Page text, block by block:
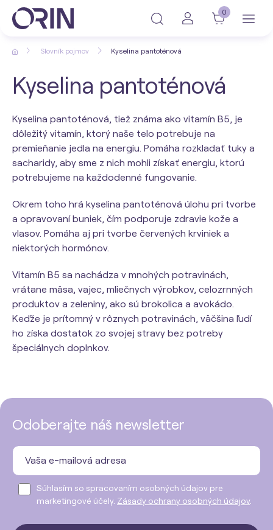
0
Slovník pojmov Kyselina pantoténová
Kyselina pantoténová
Kyselina pantoténová, tiež známa ako vitamín B5, je
dôležitý vitamín, ktorý naše telo potrebuje na
premieňanie jedla na energiu. Pomáha rozkladať tuky a
sacharidy, aby sme z nich mohli získať energiu, ktorú
potrebujeme na každodenné fungovanie.
Okrem toho hrá kyselina pantoténová úlohu pri tvorbe
a opravovaní buniek, čím podporuje zdravie kože a
vlasov. Pomáha aj pri tvorbe červených krviniek a
niektorých hormónov.
Vitamín B5 sa nachádza v mnohých potravinách,
vrátane mäsa, vajec, mliečnych výrobkov, celozrnných
produktov a zeleniny, ako sú brokolica a avokádo.
Keďže je prítomný v rôznych potravinách, väčšina ľudí
ho získa dostatok zo svojej stravy bez potreby
špeciálnych doplnkov.
Odoberajte náš newsletter
Súhlasím so spracovaním osobných údajov pre
marketingové účely. Zásady ochrany osobných údajov.